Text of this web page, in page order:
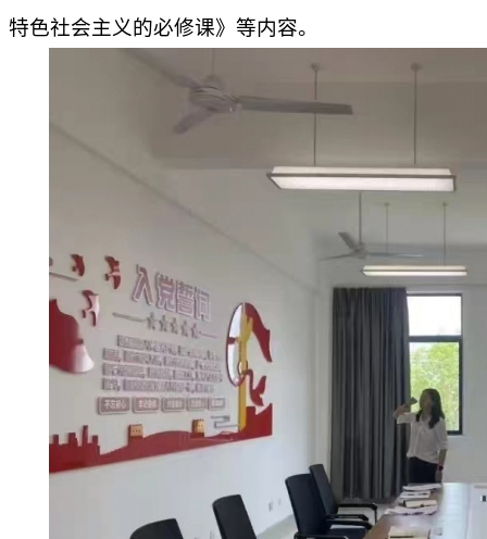
特色社会主义的必修课》等内容。